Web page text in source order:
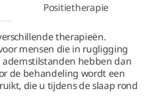
Positietherapie
therapieën.
mensen die in rugligging
ademstilstanden hebben dan
de behandeling wordt een
die u tijdens de slaap rond